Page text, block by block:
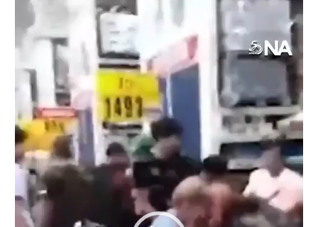
video